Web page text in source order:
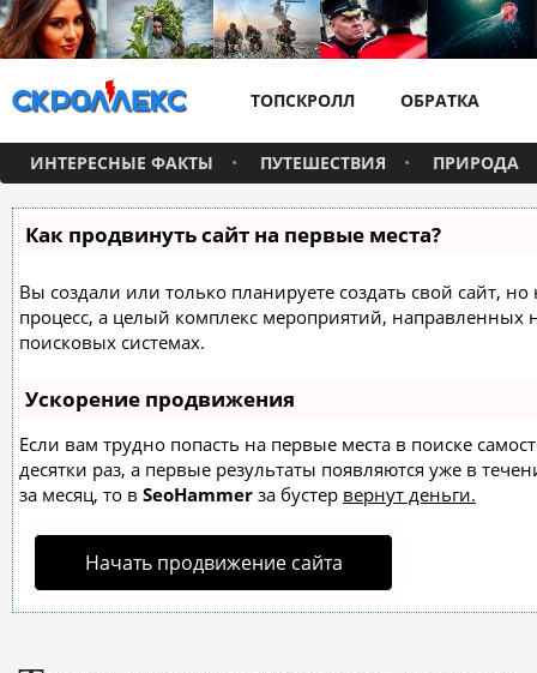
ТОПСКРОЛЛ ОБРАТКА
ИНТЕРЕСНЫЕ ФАКТЫ ПУТЕШЕСТВИЯ ПРИРОДА
Как продвинуть сайт на первые места?
Вы создали или только планируете создать свой сайт,
процесс, а целый комплекс мероприятий,
поисковых системах.
Ускорение продвижения
Если вам трудно попасть на первые места в поиске
десятки раз, а первые результаты появляются уже в
за месяц, то в SeoHammer за бустер вернут деньги.
Начать продвижение сайта